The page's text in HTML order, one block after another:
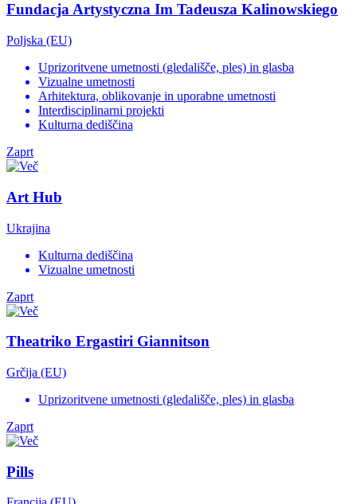
Fundacja Artystyczna Im Tadeusza Kalinowskiego
Poljska (EU)
Uprizoritvene umetnosti (gledališče, ples) in glasba
Vizualne umetnosti
Arhitektura, oblikovanje in uporabne umetnosti
Interdisciplinarni projekti
Kulturna dediščina
Zaprt
Art Hub
Ukrajina
Kulturna dediščina
Vizualne umetnosti
Zaprt
Theatriko Ergastiri Giannitson
Grčija (EU)
Uprizoritvene umetnosti (gledališče, ples) in glasba
Zaprt
Pills